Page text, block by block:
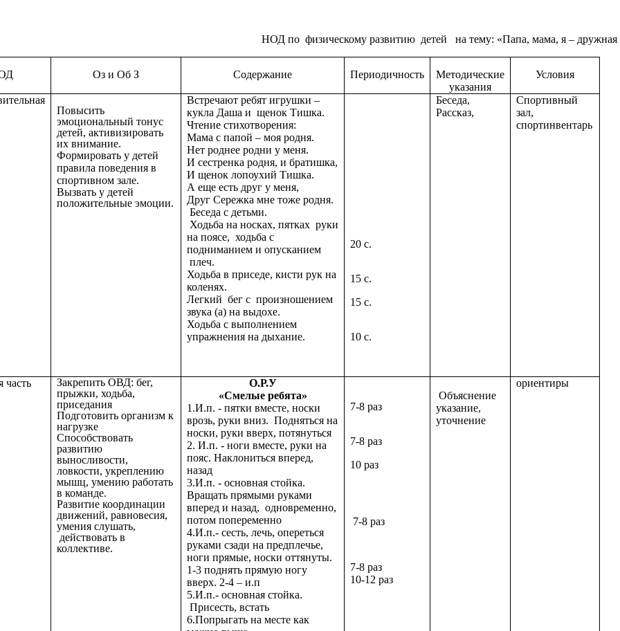
НОД по физическому развитию детей на тему: «Папа, мама, я – дружная
Оз и Об З Содержание Периодичность
Методические
указания
Условия
Повысить
эмоциональный тонус
детей, активизировать
их внимание.
Формировать у детей
правила поведения в
спортивном зале.
Вызвать у детей
положительные эмоции.
Встречают ребят игрушки –
кукла Даша и щенок Тишка.
Чтение стихотворения:
Мама с папой – моя родня.
Нет роднее родни у меня.
И сестренка родня, и братишка,
И щенок лопоухий Тишка.
А еще есть друг у меня,
Друг Сережка мне тоже родня.
Беседа с детьми.
Ходьба на носках, пятках руки
на поясе, ходьба с
подниманием и опусканием
плеч.
Ходьба в приседе, кисти рук на
коленях.
Легкий бег с произношением
звука (а) на выдохе.
Ходьба с выполнением
упражнения на дыхание.
20 с.
15 с.
15 с.
10 с.
Беседа,
Рассказ,
Спортивный
зал,
спортинвентарь
часть
Закрепить ОВД: бег,
прыжки, ходьба,
приседания
Подготовить организм к
нагрузке
Способствовать
развитию
выносливости,
ловкости, укреплению
мышц, умению работать
в команде.
Развитие координации
движений, равновесия,
умения слушать,
действовать в
коллективе.
О.Р.У
«Смелые ребята»
1.И.п. - пятки вместе, носки
врозь, руки вниз. Подняться на
носки, руки вверх, потянуться
2. И.п. - ноги вместе, руки на
пояс. Наклониться вперед,
назад
3.И.п. - основная стойка.
Вращать прямыми руками
вперед и назад, одновременно,
потом попеременно
4.И.п.- сесть, лечь, опереться
руками сзади на предплечье,
ноги прямые, носки оттянуты.
1-3 поднять прямую ногу
вверх. 2-4 – и.п
5.И.п.- основная стойка.
Присесть, встать
6.Попрыгать на месте как
7-8 раз
7-8 раз
10 раз
7-8 раз
7-8 раз
10-12 раз
Объяснение
указание,
уточнение
ориентиры